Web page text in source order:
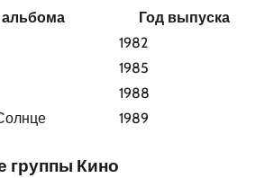
альбома
Год выпуска
1982
1985
1988
1989
группы Кино